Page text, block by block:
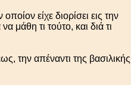
είχε διορίσει εις την
μάθη τι τούτο, και διά τι
την απέναντι της βασιλικής